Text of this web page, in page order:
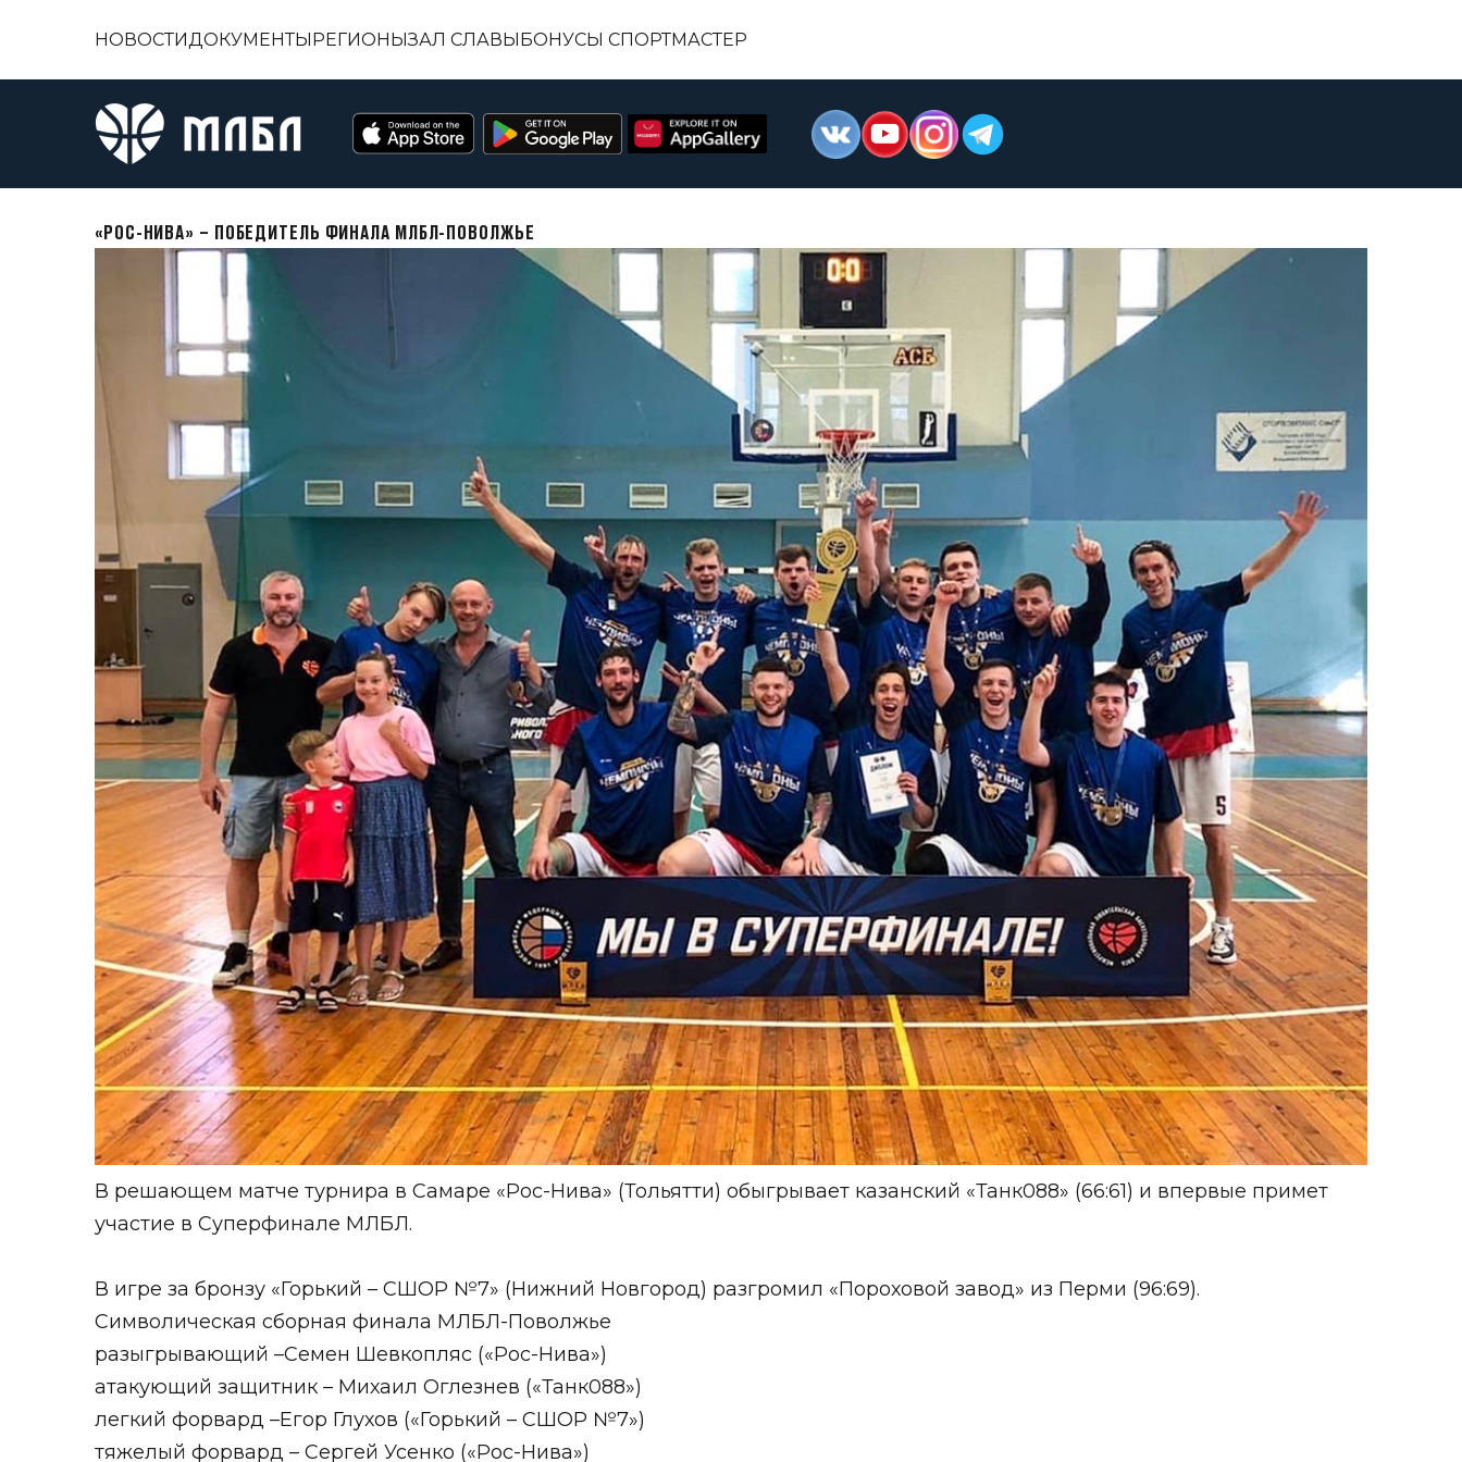
НОВОСТИДОКУМЕНТЫРЕГИОНЫЗАЛ СЛАВЫБОНУСЫ СПОРТМАСТЕР
«РОС-НИВА» – ПОБЕДИТЕЛЬ ФИНАЛА МЛБЛ-ПОВОЛЖЬЕ
В решающем матче турнира в Самаре «Рос-Нива» (Тольятти) обыгрывает казанский «Танк088» (66:61) и впервые примет
участие в Суперфинале МЛБЛ.
В игре за бронзу «Горький – СШОР №7» (Нижний Новгород) разгромил «Пороховой завод» из Перми (96:69).
Символическая сборная финала МЛБЛ-Поволжье
разыгрывающий –Семен Шевкопляс («Рос-Нива»)
атакующий защитник – Михаил Оглезнев («Танк088»)
легкий форвард –Егор Глухов («Горький – СШОР №7»)
тяжелый форвард – Сергей Усенко («Рос-Нива»)